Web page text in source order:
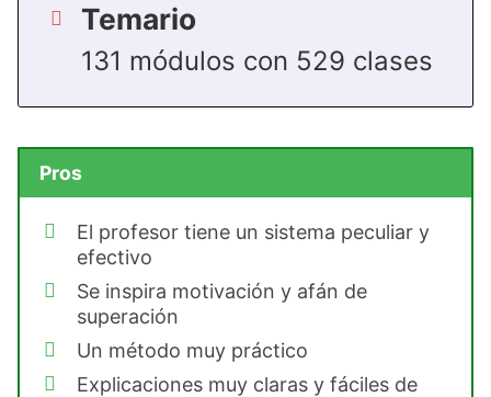
Temario
131 módulos con 529 clases
Pros
El profesor tiene un sistema peculiar y
efectivo
Se inspira motivación y afán de
superación
Un método muy práctico
Explicaciones muy claras y fáciles de